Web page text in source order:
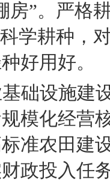
房”。严格
学耕种，
好用好。
基础设施
模化经营
准农田建
政投入任